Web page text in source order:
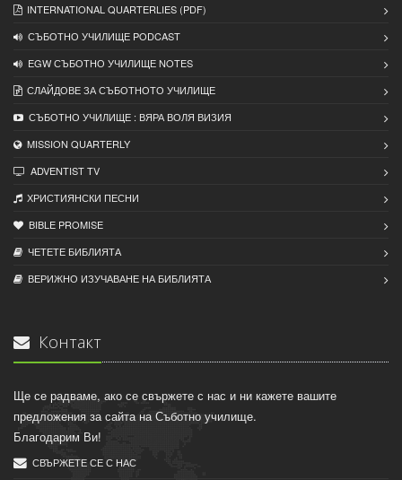
INTERNATIONAL QUARTERLIES (PDF)
СЪБОТНО УЧИЛИЩЕ PODCAST
EGW СЪБОТНО УЧИЛИЩЕ NOTES
СЛАЙДОВЕ ЗА СЪБОТНОТО УЧИЛИЩЕ
СЪБОТНО УЧИЛИЩЕ : ВЯРА ВОЛЯ ВИЗИЯ
MISSION QUARTERLY
ADVENTIST TV
ХРИСТИЯНСКИ ПЕСНИ
BIBLE PROMISE
ЧЕТЕТЕ БИБЛИЯТА
ВЕРИЖНО ИЗУЧАВАНЕ НА БИБЛИЯТА
Контакт
Ще се радваме, ако се свържете с нас и ни кажете вашите
предложения за сайта на Съботно училище.
Благодарим Ви!
СВЪРЖЕТЕ СЕ С НАС